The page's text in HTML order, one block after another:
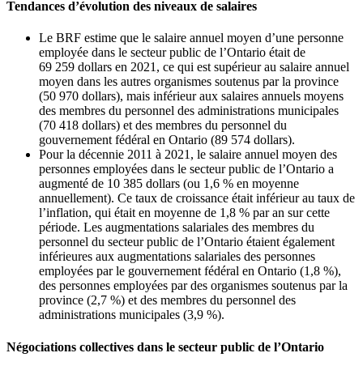
Tendances d’évolution des niveaux de salaires
Le BRF estime que le salaire annuel moyen d’une personne
employée dans le secteur public de l’Ontario était de
69 259 dollars en 2021, ce qui est supérieur au salaire annuel
moyen dans les autres organismes soutenus par la province
(50 970 dollars), mais inférieur aux salaires annuels moyens
des membres du personnel des administrations municipales
(70 418 dollars) et des membres du personnel du
gouvernement fédéral en Ontario (89 574 dollars).
Pour la décennie 2011 à 2021, le salaire annuel moyen des
personnes employées dans le secteur public de l’Ontario a
augmenté de 10 385 dollars (ou 1,6 % en moyenne
annuellement). Ce taux de croissance était inférieur au taux de
l’inflation, qui était en moyenne de 1,8 % par an sur cette
période. Les augmentations salariales des membres du
personnel du secteur public de l’Ontario étaient également
inférieures aux augmentations salariales des personnes
employées par le gouvernement fédéral en Ontario (1,8 %),
des personnes employées par des organismes soutenus par la
province (2,7 %) et des membres du personnel des
administrations municipales (3,9 %).
Négociations collectives dans le secteur public de l’Ontario